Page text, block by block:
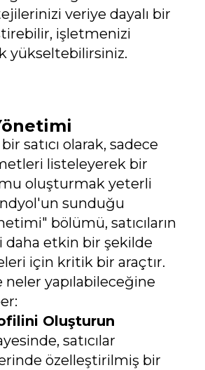
veriye dayalı bir
işletmenizi
yükseltebilirsiniz.
satıcı olarak, sadece
listeleyerek bir
oluşturmak yeterli
sunduğu
bölümü, satıcıların
daha etkin bir şekilde
için kritik bir araçtır.
neler yapılabileceğine
Oluşturun
satıcılar
özelleştirilmiş bir